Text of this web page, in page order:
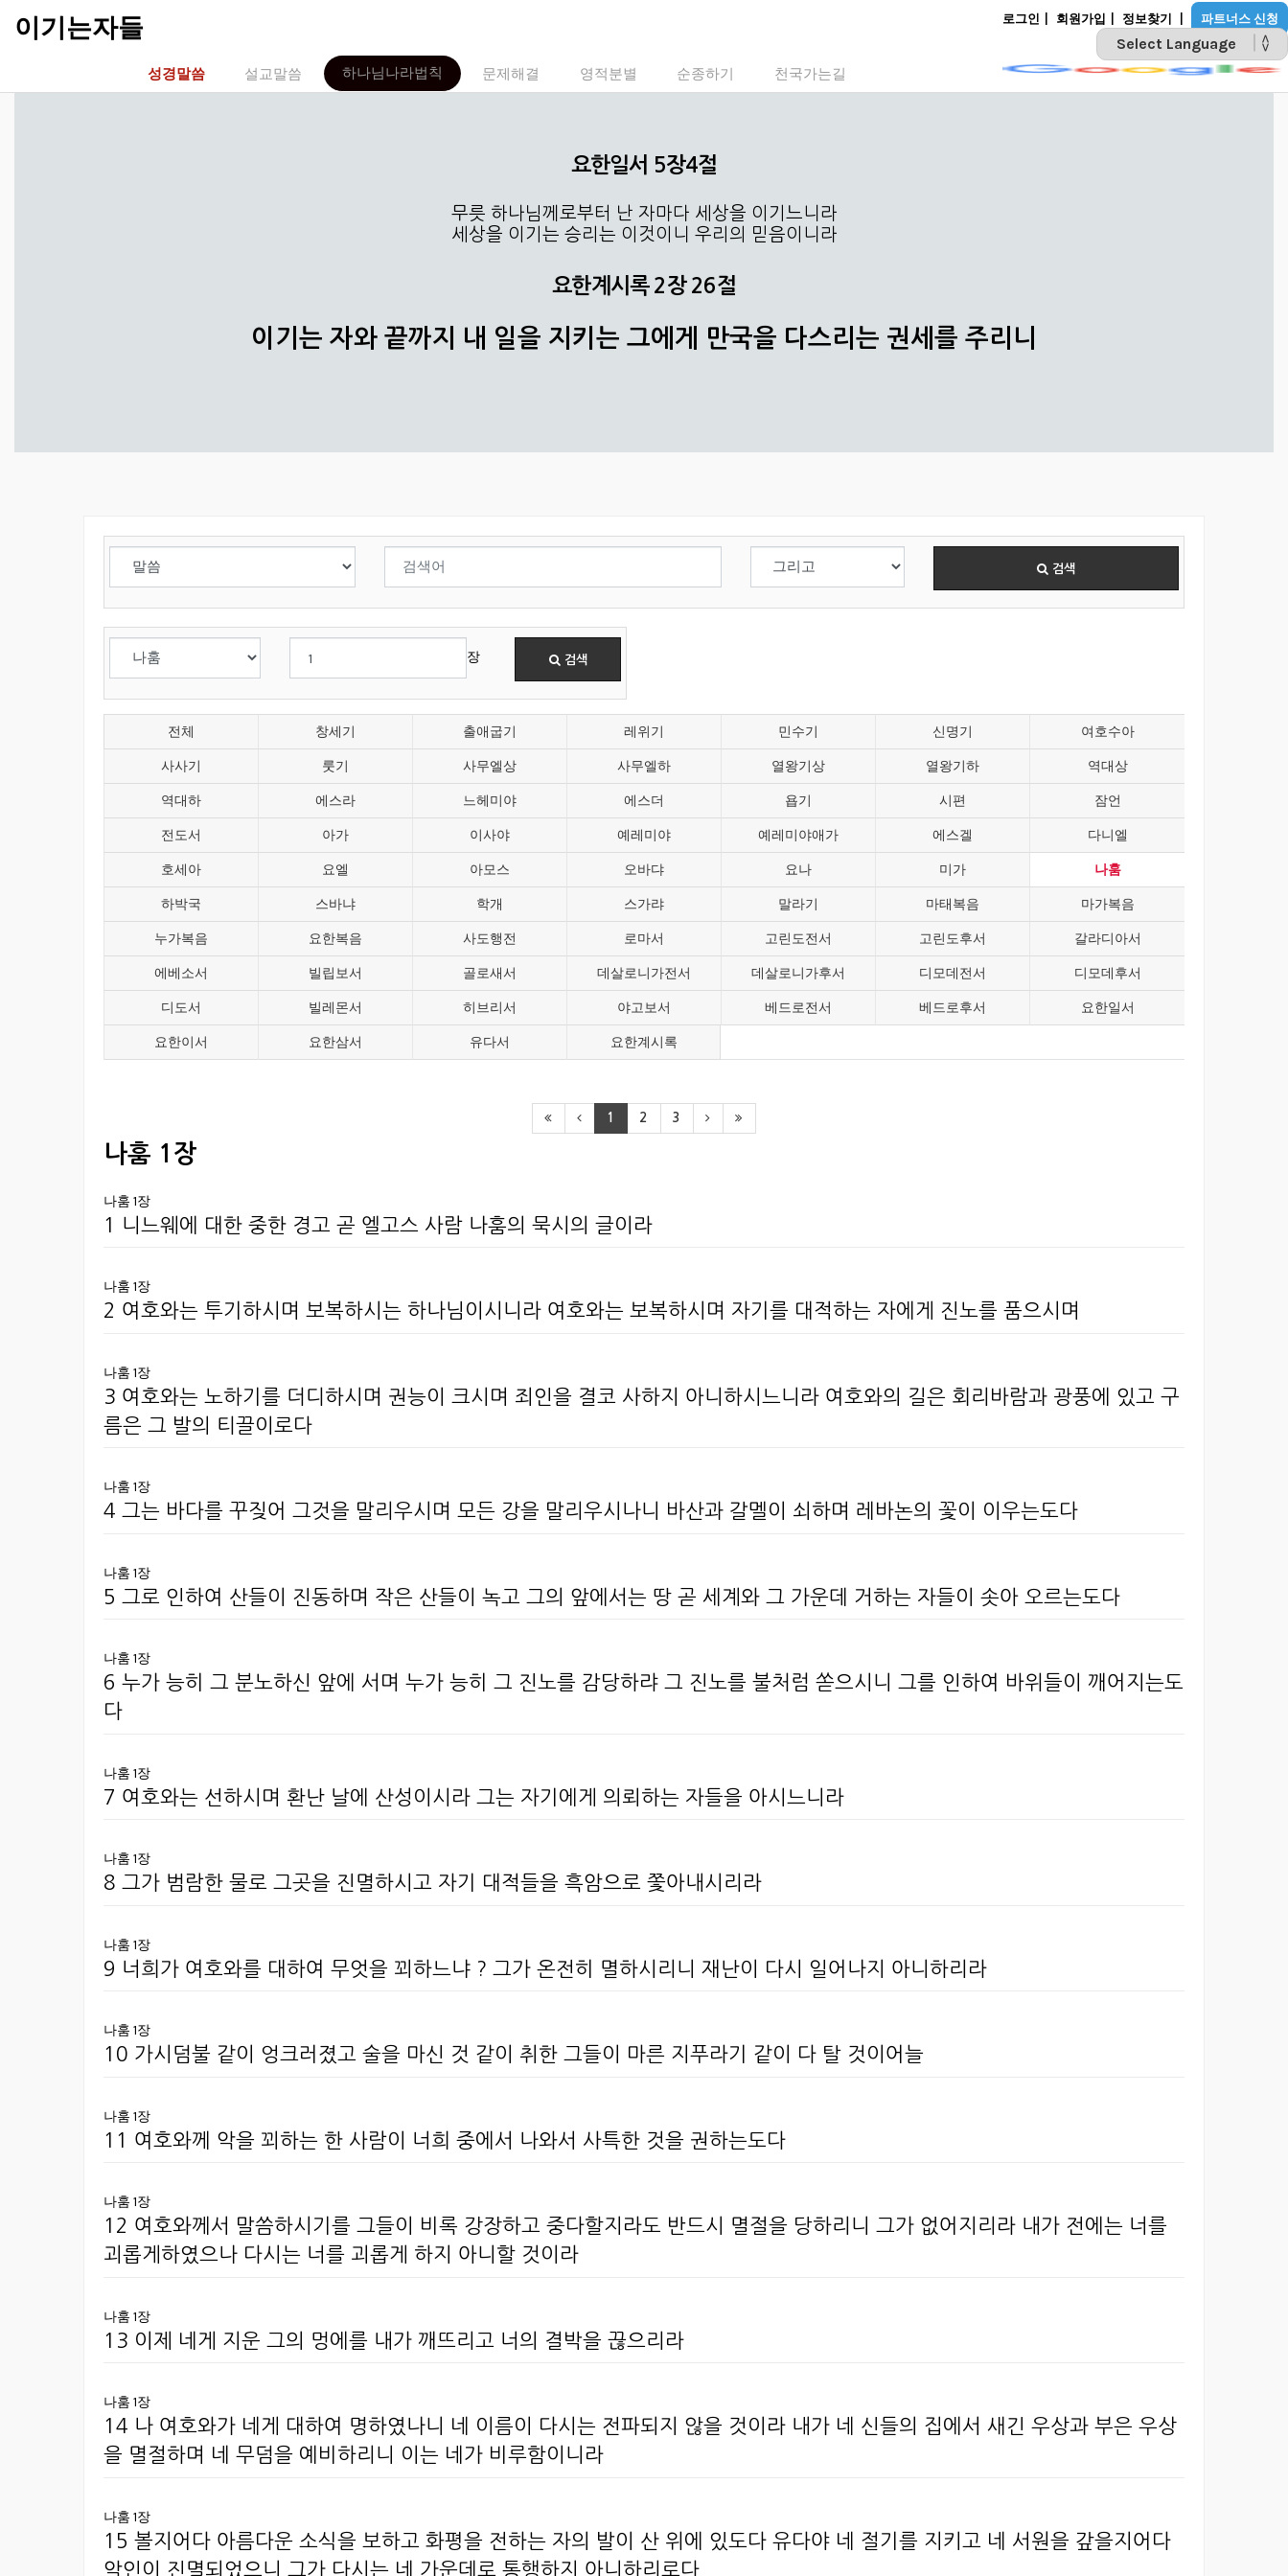
이기는자들 로그인 회원가입 정보찾기
파트너스 신청
성경말씀 설교말씀 하나님나라법칙 문제해결 영적분별 순종하기 천국가는길
요한일서 5장4절
무릇 하나님께로부터 난 자마다 세상을 이기느니라
세상을 이기는 승리는 이것이니 우리의 믿음이니라
요한계시록 2장 26절
이기는 자와 끝까지 내 일을 지키는 그에게 만국을 다스리는 권세를 주리니
검색
장 검색
전체 창세기 출애굽기 레위기 민수기 신명기 여호수아
사사기 룻기 사무엘상 사무엘하 열왕기상 열왕기하 역대상
역대하 에스라 느헤미야 에스더 욥기 시편 잠언
전도서 아가 이사야 예레미야 예레미야애가 에스겔 다니엘
호세아 요엘 아모스 오바댜 요나 미가 나훔
하박국 스바냐 학개 스가랴 말라기 마태복음 마가복음
누가복음 요한복음 사도행전 로마서 고린도전서 고린도후서 갈라디아서
에베소서 빌립보서 골로새서 데살로니가전서 데살로니가후서 디모데전서 디모데후서
디도서 빌레몬서 히브리서 야고보서 베드로전서 베드로후서 요한일서
요한이서 요한삼서 유다서 요한계시록
1 2 3
나훔 1장
나훔 1장
1 니느웨에 대한 중한 경고 곧 엘고스 사람 나훔의 묵시의 글이라
나훔 1장
2 여호와는 투기하시며 보복하시는 하나님이시니라 여호와는 보복하시며 자기를 대적하는 자에게 진노를 품으시며
나훔 1장
3 여호와는 노하기를 더디하시며 권능이 크시며 죄인을 결코 사하지 아니하시느니라 여호와의 길은 회리바람과 광풍에 있고 구
름은 그 발의 티끌이로다
나훔 1장
4 그는 바다를 꾸짖어 그것을 말리우시며 모든 강을 말리우시나니 바산과 갈멜이 쇠하며 레바논의 꽃이 이우는도다
나훔 1장
5 그로 인하여 산들이 진동하며 작은 산들이 녹고 그의 앞에서는 땅 곧 세계와 그 가운데 거하는 자들이 솟아 오르는도다
나훔 1장
6 누가 능히 그 분노하신 앞에 서며 누가 능히 그 진노를 감당하랴 그 진노를 불처럼 쏟으시니 그를 인하여 바위들이 깨어지는도
다
나훔 1장
7 여호와는 선하시며 환난 날에 산성이시라 그는 자기에게 의뢰하는 자들을 아시느니라
나훔 1장
8 그가 범람한 물로 그곳을 진멸하시고 자기 대적들을 흑암으로 쫓아내시리라
나훔 1장
9 너희가 여호와를 대하여 무엇을 꾀하느냐 ? 그가 온전히 멸하시리니 재난이 다시 일어나지 아니하리라
나훔 1장
10 가시덤불 같이 엉크러졌고 술을 마신 것 같이 취한 그들이 마른 지푸라기 같이 다 탈 것이어늘
나훔 1장
11 여호와께 악을 꾀하는 한 사람이 너희 중에서 나와서 사특한 것을 권하는도다
나훔 1장
12 여호와께서 말씀하시기를 그들이 비록 강장하고 중다할지라도 반드시 멸절을 당하리니 그가 없어지리라 내가 전에는 너를
괴롭게하였으나 다시는 너를 괴롭게 하지 아니할 것이라
나훔 1장
13 이제 네게 지운 그의 멍에를 내가 깨뜨리고 너의 결박을 끊으리라
나훔 1장
14 나 여호와가 네게 대하여 명하였나니 네 이름이 다시는 전파되지 않을 것이라 내가 네 신들의 집에서 새긴 우상과 부은 우상
을 멸절하며 네 무덤을 예비하리니 이는 네가 비루함이니라
나훔 1장
15 볼지어다 아름다운 소식을 보하고 화평을 전하는 자의 발이 산 위에 있도다 유다야 네 절기를 지키고 네 서원을 갚을지어다
악인이 진멸되었으니 그가 다시는 네 가운데로 통행하지 아니하리로다